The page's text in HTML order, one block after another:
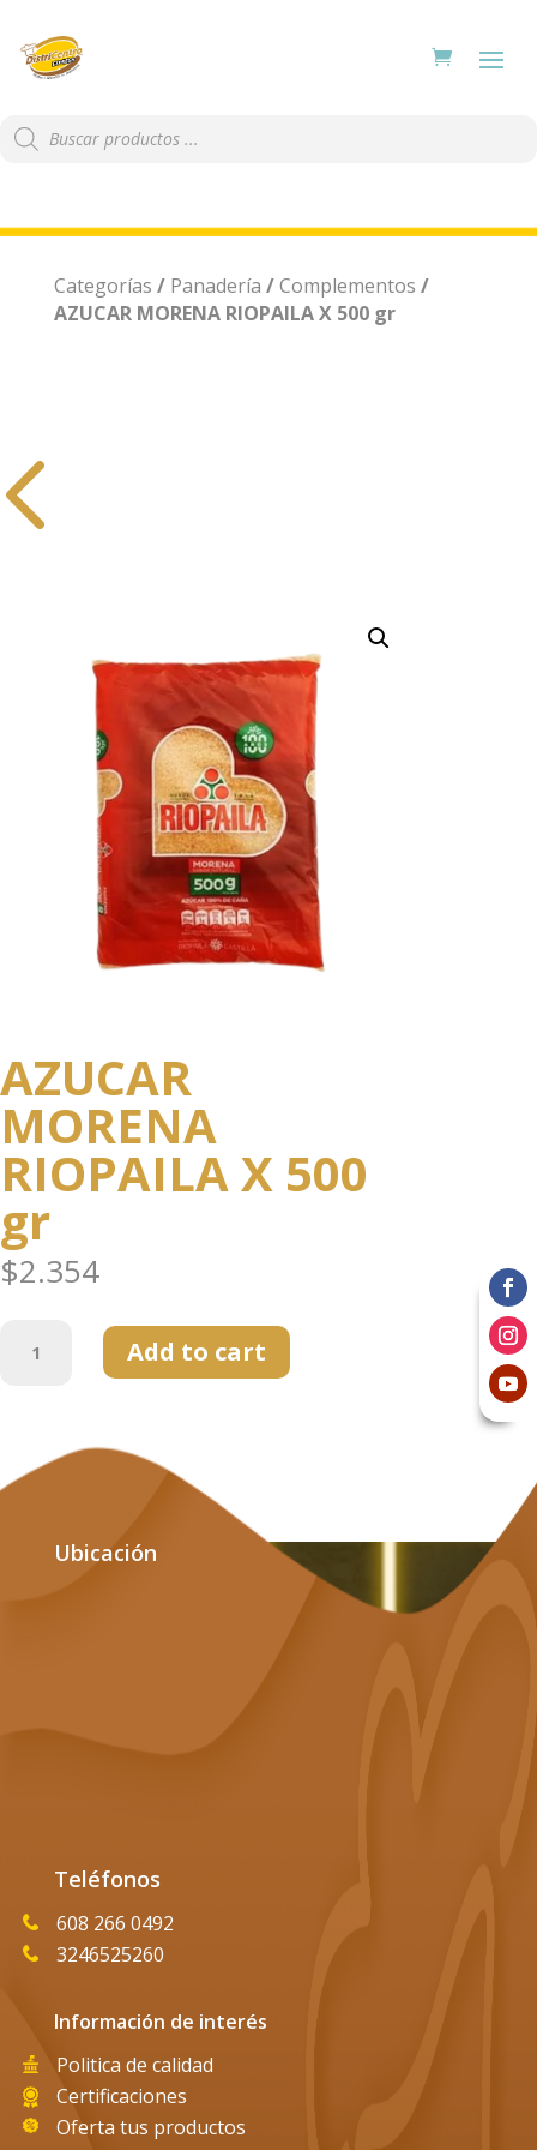
Búsqueda
de
productos
Categorías / Panadería /Complementos /
AZUCAR MORENA RIOPAILA X 500 gr
AZUCAR
MORENA
RIOPAILA X 500
gr
$2.354
MORENA
quantity
Add to cart
Ubicación
Teléfonos
608 266 0492
3246525260
Información de interés
Politica de calidad
Certificaciones
Oferta tus productos